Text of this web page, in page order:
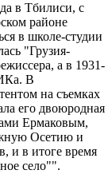
в Тбилиси, с
районе
в школе-студии
"Грузия-
а в 1931-
В
на съемках
его двоюродная
Ермаковым,
Осетию и
и в итоге время
село"".